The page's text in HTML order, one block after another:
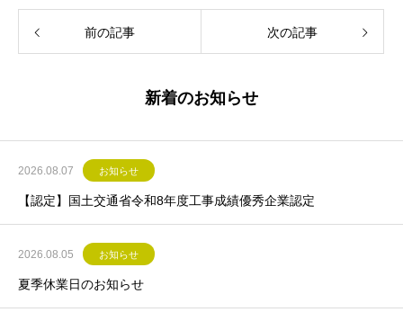
前の記事 次の記事
新着のお知らせ
2026.08.07 お知らせ
【認定】国土交通省令和8年度工事成績優秀企業認定
2026.08.05 お知らせ
夏季休業日のお知らせ